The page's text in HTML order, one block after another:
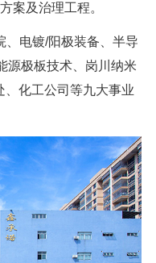
案及治理工程。
、电镀/阳极装备、半导
源极板技术、岗川纳米
、化工公司等九大事业